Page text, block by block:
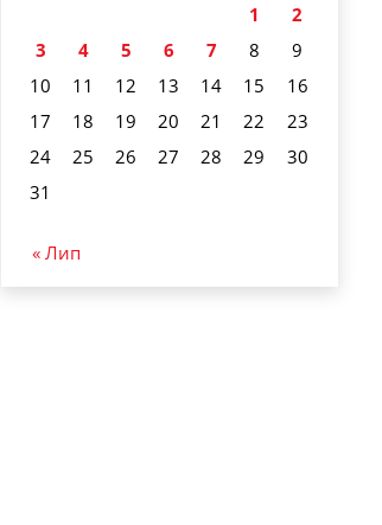
1
2
3
4 5 6 7 8
9
10
11 12 13 14 15
16
17
18 19 20 21 22
23
24
25 26 27 28 29
30
31
« Лип